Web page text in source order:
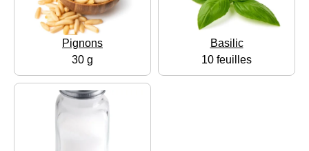
Pignons
30 g
Basilic
10 feuilles